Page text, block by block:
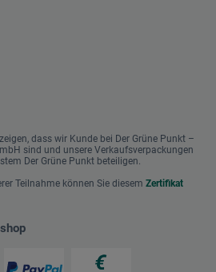
dass wir Kunde bei Der Grüne Punkt –
sind und unsere Verkaufsverpackungen
Der Grüne Punkt beteiligen.
Teilnahme können Sie diesem Zertifikat